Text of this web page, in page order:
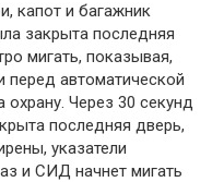
капот и багажник
закрыта последняя
мигать, показывая,
перед автоматической
Через 30 секунд
последняя дверь,
указатели
и СИД начнет мигать